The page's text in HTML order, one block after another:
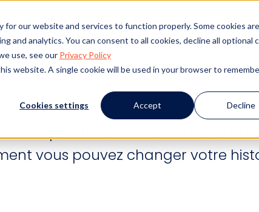
our website and services to function properly. Some cookies are
and analytics. You can consent to all cookies, decline all optional
use, see our Privacy Policy
website. A single cookie will be used in your browser to
Cookies settings Accept Decline
Succès des clients Ressources
: comment les
sens quantifiable et une intention
vous pouvez changer votre